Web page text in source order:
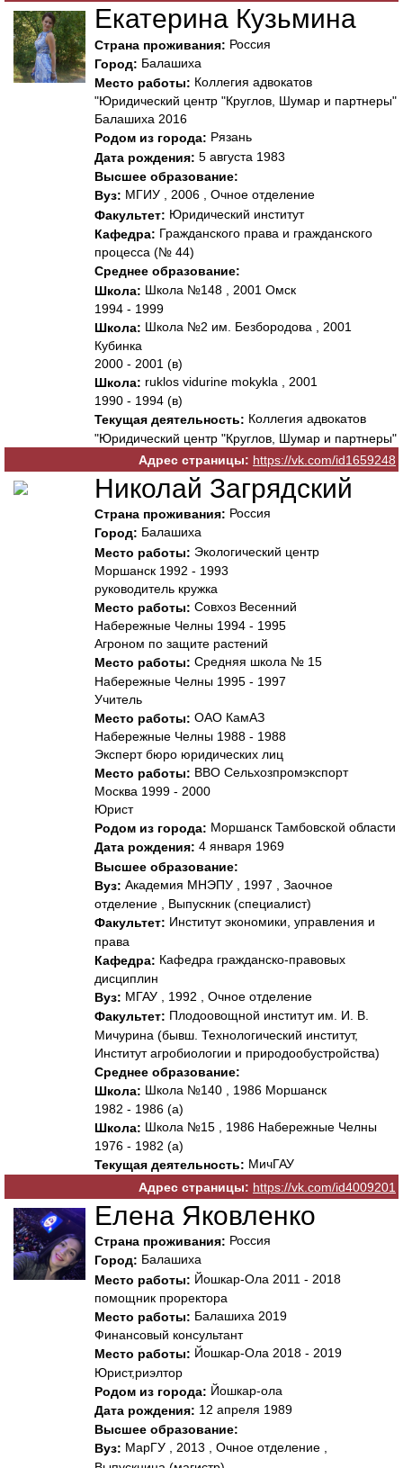
Екатерина Кузьмина
Страна проживания: Россия
Город: Балашиха
Место работы: Коллегия адвокатов
"Юридический центр "Круглов, Шумар и партнеры"
Балашиха 2016
Родом из города: Рязань
Дата рождения: 5 августа 1983
Высшее образование:
Вуз: МГИУ , 2006 , Очное отделение
Факультет: Юридический институт
Кафедра: Гражданского права и гражданского
процесса (№ 44)
Среднее образование:
Школа: Школа №148 , 2001 Омск
1994 - 1999
Школа: Школа №2 им. Безбородова , 2001
Кубинка
2000 - 2001 (в)
Школа: ruklos vidurine mokykla , 2001
1990 - 1994 (в)
Текущая деятельность: Коллегия адвокатов
"Юридический центр "Круглов, Шумар и партнеры"
Адрес страницы: https://vk.com/id1659248
Николай Загрядский
Страна проживания: Россия
Город: Балашиха
Место работы: Экологический центр
Моршанск 1992 - 1993
руководитель кружка
Место работы: Совхоз Весенний
Набережные Челны 1994 - 1995
Агроном по защите растений
Место работы: Средняя школа № 15
Набережные Челны 1995 - 1997
Учитель
Место работы: ОАО КамАЗ
Набережные Челны 1988 - 1988
Эксперт бюро юридических лиц
Место работы: ВВО Сельхозпромэкспорт
Москва 1999 - 2000
Юрист
Родом из города: Моршанск Тамбовской области
Дата рождения: 4 января 1969
Высшее образование:
Вуз: Академия МНЭПУ , 1997 , Заочное
отделение , Выпускник (специалист)
Факультет: Институт экономики, управления и
права
Кафедра: Кафедра гражданско-правовых
дисциплин
Вуз: МГАУ , 1992 , Очное отделение
Факультет: Плодоовощной институт им. И. В.
Мичурина (бывш. Технологический институт,
Институт агробиологии и природообустройства)
Среднее образование:
Школа: Школа №140 , 1986 Моршанск
1982 - 1986 (а)
Школа: Школа №15 , 1986 Набережные Челны
1976 - 1982 (а)
Текущая деятельность: МичГАУ
Адрес страницы: https://vk.com/id4009201
Елена Яковленко
Страна проживания: Россия
Город: Балашиха
Место работы: Йошкар-Ола 2011 - 2018
помощник проректора
Место работы: Балашиха 2019
Финансовый консультант
Место работы: Йошкар-Ола 2018 - 2019
Юрист,риэлтор
Родом из города: Йошкар-ола
Дата рождения: 12 апреля 1989
Высшее образование:
Вуз: МарГУ , 2013 , Очное отделение ,